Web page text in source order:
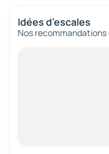
Idées d’escales
Nos